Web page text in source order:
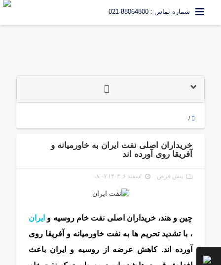
شماره تماس : 88064800-021
/
خریداران اصلی نفت ایران به خاورمیانه و
آفریقا روی آورده اند
پیش فرض اسفند ۶, ۱۴۰۳ ۰۸:۰۷
چین و هند، خریداران اصلی نفت خام روسیه و ایران
، با تشدید تحریم ها به نفت خاورمیانه و آفریقا روی
آورده اند. کاهش عرضه از روسیه و ایران باعث